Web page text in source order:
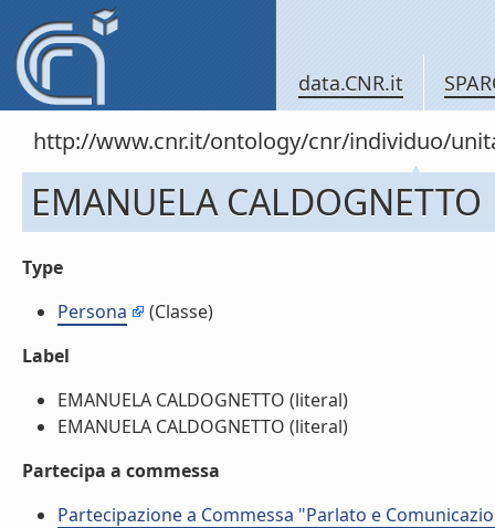
data.CNR.it
http://www.cnr.it/ontology/cnr/individuo/
EMANUELA CALDOGNETTO
Type
Persona
(Classe)
Label
EMANUELA CALDOGNETTO (literal)
EMANUELA CALDOGNETTO (literal)
Partecipa a commessa
Partecipazione a Commessa "Parlato e